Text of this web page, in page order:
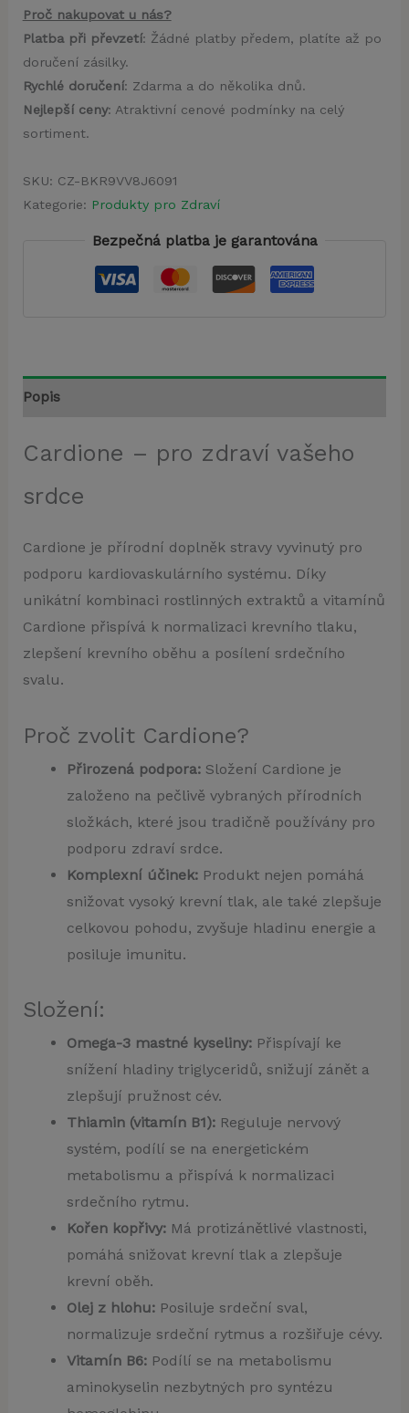
Proč nakupovat u nás?
Platba při převzetí: Žádné platby předem, platíte až po
doručení zásilky.
Rychlé doručení: Zdarma a do několika dnů.
Nejlepší ceny: Atraktivní cenové podmínky na celý
sortiment.
SKU: CZ-BKR9VV8J6091
Kategorie: Produkty pro Zdraví
Bezpečná platba je garantována
Popis
Cardione – pro zdraví vašeho
srdce
Cardione je přírodní doplněk stravy vyvinutý pro
podporu kardiovaskulárního systému. Díky
unikátní kombinaci rostlinných extraktů a vitamínů
Cardione přispívá k normalizaci krevního tlaku,
zlepšení krevního oběhu a posílení srdečního
svalu.
Proč zvolit Cardione?
Přirozená podpora:Složení Cardione je
založeno na pečlivě vybraných přírodních
složkách, které jsou tradičně používány pro
podporu zdraví srdce.
Komplexní účinek:Produkt nejen pomáhá
snižovat vysoký krevní tlak, ale také zlepšuje
celkovou pohodu, zvyšuje hladinu energie a
posiluje imunitu.
Složení:
Omega-3 mastné kyseliny:Přispívají ke
snížení hladiny triglyceridů, snižují zánět a
zlepšují pružnost cév.
Thiamin (vitamín B1):Reguluje nervový
systém, podílí se na energetickém
metabolismu a přispívá k normalizaci
srdečního rytmu.
Kořen kopřivy:Má protizánětlivé vlastnosti,
pomáhá snižovat krevní tlak a zlepšuje
krevní oběh.
Olej z hlohu:Posiluje srdeční sval,
normalizuje srdeční rytmus a rozšiřuje cévy.
Vitamín B6:Podílí se na metabolismu
aminokyselin nezbytných pro syntézu